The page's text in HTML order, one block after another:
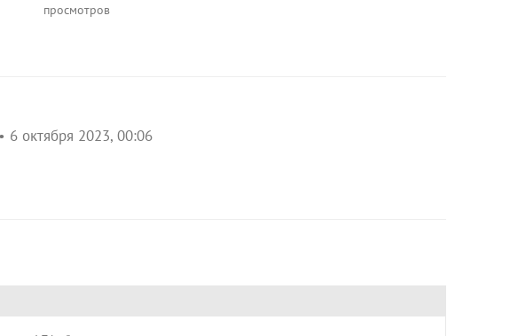
просмотров
6 октября 2023, 00:06